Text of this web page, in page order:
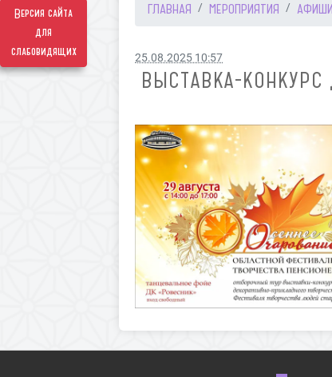
Версия сайта
для
слабовидящих
ГЛАВНАЯ МЕРОПРИЯТИЯ АФИШИ
25.08.2025 10:57
ВЫСТАВКА-КОНКУРС